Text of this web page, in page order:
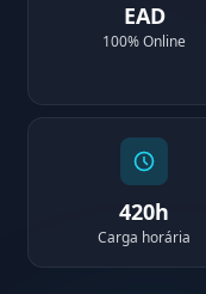
EAD
100% Online
420h
Carga horária